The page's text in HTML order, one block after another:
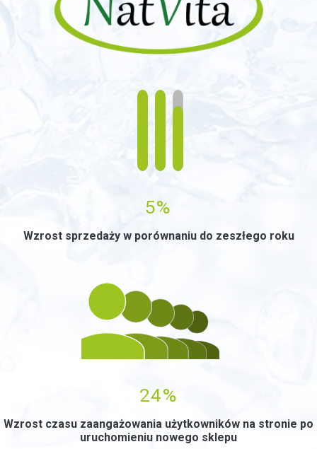
5%
Wzrost sprzedaży w porównaniu do zeszłego roku
24%
Wzrost czasu zaangażowania użytkowników na stronie po
uruchomieniu nowego sklepu